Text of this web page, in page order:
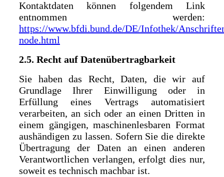
Kontaktdaten können folgendem Link
entnommen werden:
https://www.bfdi.bund.de/DE/Infothek/
node.html
2.5. Recht auf Datenübertragbarkeit
Sie haben das Recht, Daten, die wir auf
Grundlage Ihrer Einwilligung oder in
Erfüllung eines Vertrags automatisiert
verarbeiten, an sich oder an einen Dritten in
einem gängigen, maschinenlesbaren Format
aushändigen zu lassen. Sofern Sie die direkte
Übertragung der Daten an einen anderen
Verantwortlichen verlangen, erfolgt dies nur,
soweit es technisch machbar ist.